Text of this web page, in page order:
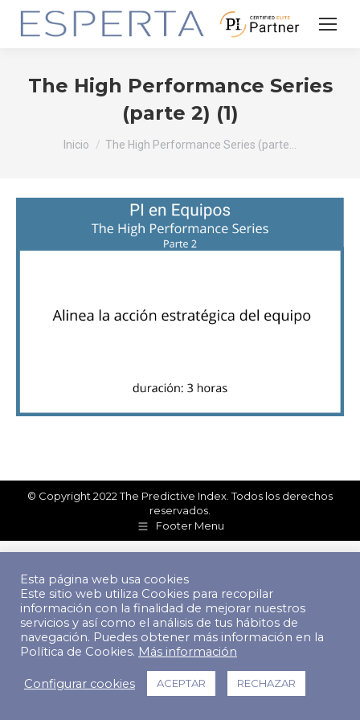
The High Performance Series
(parte 2) (1)
Estás aquí:
Inicio The High Performance Series (parte…
© Copyright 2022 The Predictive Index. Todos los derechos
reservados.
Footer Menu
Esta página web usa cookies
Este sitio web utiliza Cookies para recopilar
información con la finalidad de mejorar nuestros
servicios y así como el análisis de tus hábitos de
navegación. Puedes obtener más información en la
Política de Cookies. Más información
Configurar cookies ACEPTAR RECHAZAR